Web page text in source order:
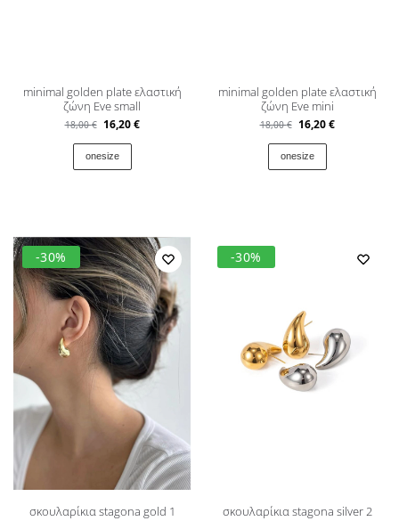
minimal golden plate ελαστική
ζώνη Εve small
18,00€ 16,20€
onesize
minimal golden plate ελαστική
ζώνη Εve mini
18,00€ 16,20€
onesize
-30%
σκουλαρίκια stagona gold 1
-30%
σκουλαρίκια stagona silver 2